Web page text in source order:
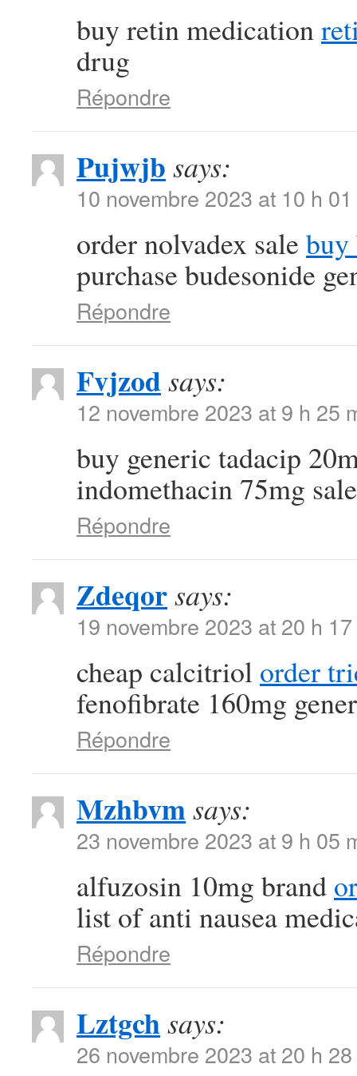
buy retin medication
drug
Répondre
Pujwjb says:
10 novembre 2023 at 10 h
order nolvadex sale buy
purchase budesonide
Répondre
Fvjzodsays:
12 novembre 2023 at 9 h 25
buy generic tadacip
indomethacin 75mg sale
Répondre
Zdeqorsays:
19 novembre 2023 at 20 h
cheap calcitriol order
fenofibrate 160mg
Répondre
Mzhbvmsays:
23 novembre 2023 at 9 h 05
alfuzosin 10mg brand
list of anti nausea
Répondre
Lztgchsays:
26 novembre 2023 at 20 h